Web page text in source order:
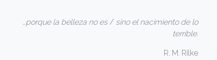
…porque la belleza no es/ sino el nacimiento de lo
terrible.
R. M. Rilke